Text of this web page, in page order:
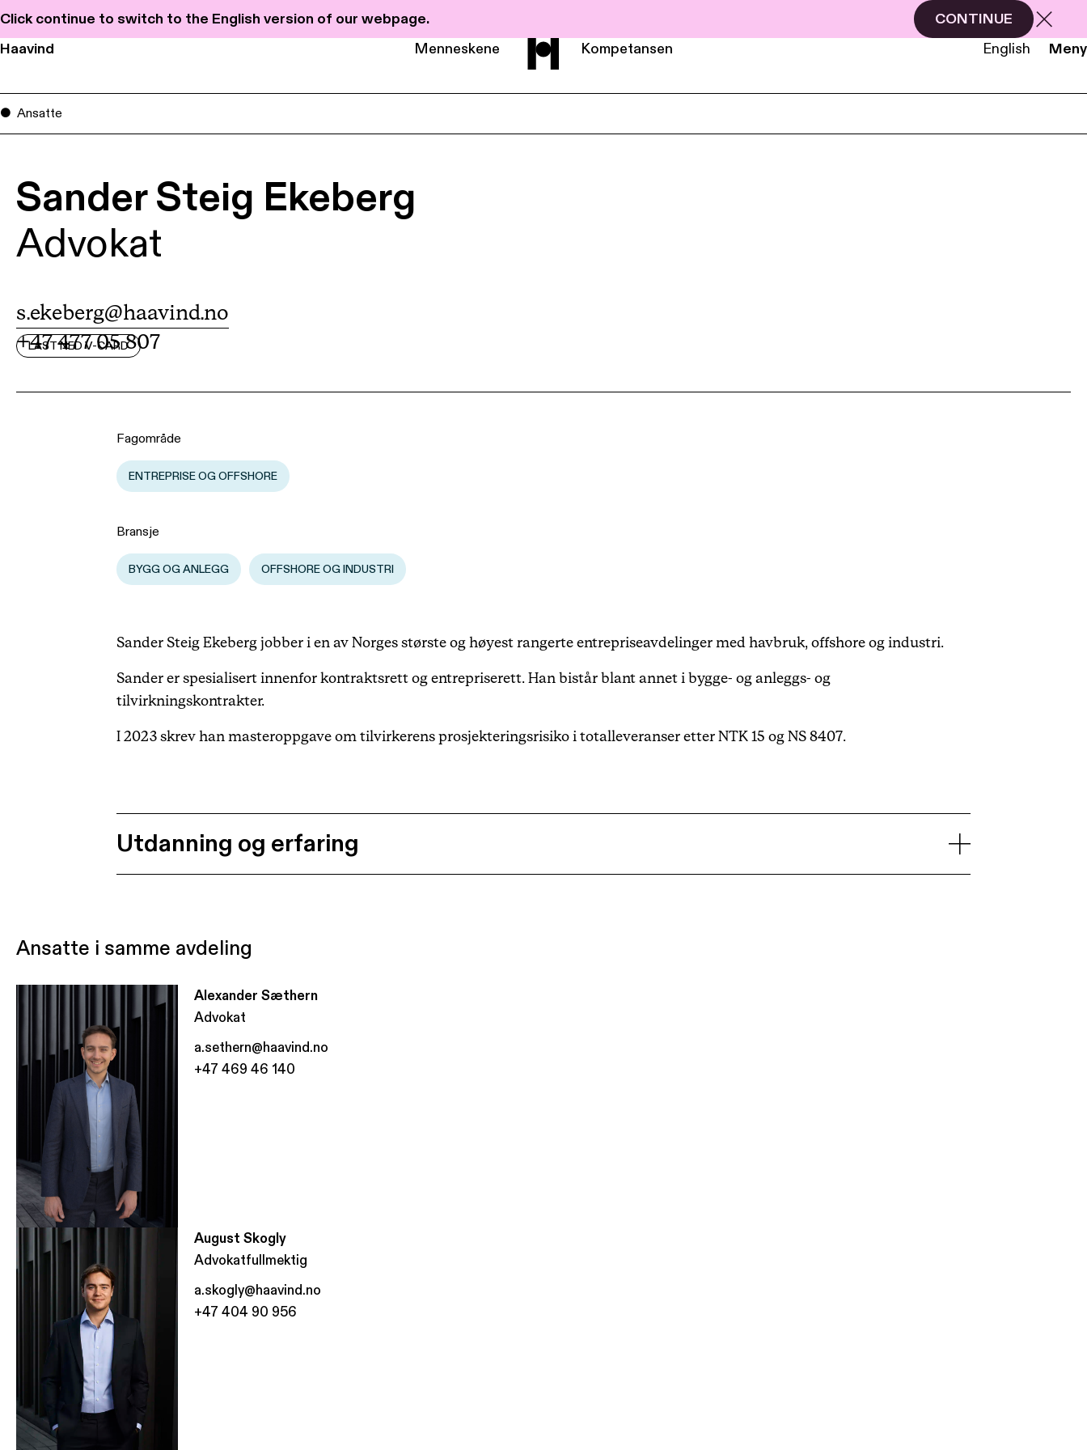
Click continue to switch to the English version of our webpage.
CONTINUE
Haavind
Menneskene Kompetansen English Meny
Karriere
Ansatte
Sander Steig Ekeberg
Advokat
s.ekeberg@haavind.no
+47 477 05 807
LAST NED V-CARD
Fagområde
ENTREPRISE OG OFFSHORE
Bransje
BYGG OG ANLEGG OFFSHORE OG INDUSTRI
Sander Steig Ekeberg jobber i en av Norges største og høyest rangerte entrepriseavdelinger med havbruk, offshore og industri.
Sander er spesialisert innenfor kontraktsrett og entrepriserett. Han bistår blant annet i bygge- og anleggs- og
tilvirkningskontrakter.
I 2023 skrev han masteroppgave om tilvirkerens prosjekteringsrisiko i totalleveranser etter NTK 15 og NS 8407.
Utdanning og erfaring
Ansatte i samme avdeling
Alexander Sæthern
Advokat
a.sethern@haavind.no
+47 469 46 140
August Skogly
Advokatfullmektig
a.skogly@haavind.no
+47 404 90 956